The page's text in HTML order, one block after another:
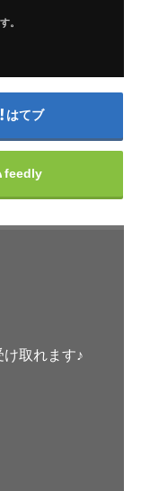
。
はてブ
feedly
取れます♪